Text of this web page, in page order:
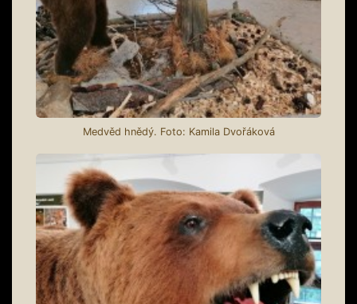
Medvěd hnědý. Foto: Kamila Dvořáková